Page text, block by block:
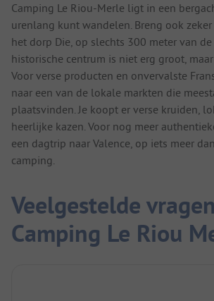
Camping Le Riou-Merle ligt in een
urenlang kunt wandelen. Breng ook
het dorp Die, op slechts 300 meter van
historische centrum is niet erg groot,
Voor verse producten en onvervalste
naar een van de lokale markten die
plaatsvinden. Je koopt er verse kruiden,
heerlijke kazen. Voor nog meer
een dagtrip naar Valence, op iets meer
camping.
Veelgestelde
Camping Le Riou